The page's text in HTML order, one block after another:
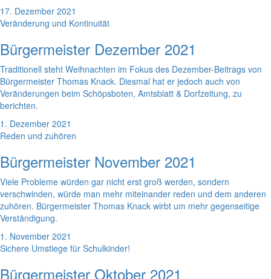
17. Dezember 2021
Veränderung und Kontinuität
Bürgermeister Dezember 2021
Traditionell steht Weihnachten im Fokus des Dezember-Beitrags von
Bürgermeister Thomas Knack. Diesmal hat er jedoch auch von
Veränderungen beim Schöpsboten, Amtsblatt & Dorfzeitung, zu
berichten.
1. Dezember 2021
Reden und zuhören
Bürgermeister November 2021
Viele Probleme würden gar nicht erst groß werden, sondern
verschwinden, würde man mehr miteinander reden und dem anderen
zuhören. Bürgermeister Thomas Knack wirbt um mehr gegenseitige
Verständigung.
1. November 2021
Sichere Umstiege für Schulkinder!
Bürgermeister Oktober 2021